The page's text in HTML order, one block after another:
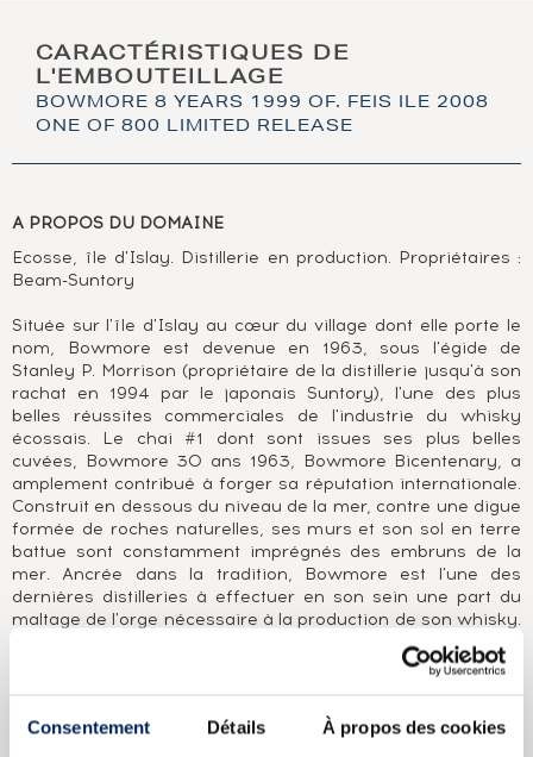
Consentement Détails À propos des cookies
CARACTÉRISTIQUES DE
L'EMBOUTEILLAGE
BOWMORE 8 YEARS 1999 OF. FEIS ILE 2008
ONE OF 800 LIMITED RELEASE
A PROPOS DU DOMAINE
Ecosse, île d'Islay. Distillerie en production. Propriétaires :
Beam-Suntory
Située sur l'île d'Islay au cœur du village dont elle porte le
nom, Bowmore est devenue en 1963, sous l'égide de
Stanley P. Morrison (propriétaire de la distillerie jusqu'à son
rachat en 1994 par le japonais Suntory), l'une des plus
belles réussites commerciales de l'industrie du whisky
écossais. Le chai #1 dont sont issues ses plus belles
cuvées, Bowmore 30 ans 1963, Bowmore Bicentenary, a
amplement contribué à forger sa réputation internationale.
Construit en dessous du niveau de la mer, contre une digue
formée de roches naturelles, ses murs et son sol en terre
battue sont constamment imprégnés des embruns de la
mer. Ancrée dans la tradition, Bowmore est l'une des
dernières distilleries à effectuer en son sein une part du
maltage de l'orge nécessaire à la production de son whisky.
Qu'il soit élevé en ex-fûts de bourbon (Bowmore White
1964) ou en ex-fûts de sherry (Black Bowmore 1964), son
exotiques qui est sa marque de fabrique, sa signature.